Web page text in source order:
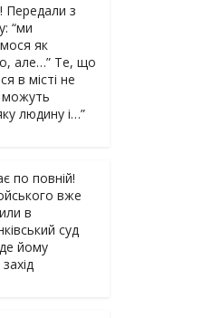
з
“ми
як
але…” Те, що
в місті не
людину і…”
по повній!
вже
в
суд
йому